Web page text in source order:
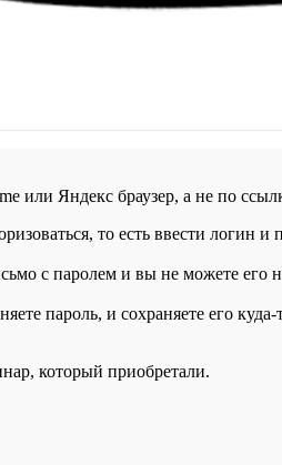
или Яндекс браузер, а не по
то есть ввести логин и
с паролем и вы не можете его
пароль, и сохраняете его
который приобретали.